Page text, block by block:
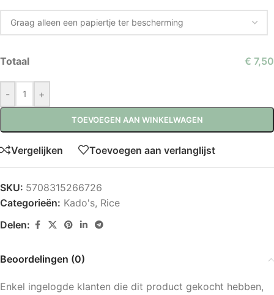
Totaal € 7,50
- +
TOEVOEGEN AAN WINKELWAGEN
Vergelijken Toevoegen aan verlanglijst
SKU: 5708315266726
Categorieën: Kado's, Rice
Delen:
Beoordelingen (0)
Enkel ingelogde klanten die dit product gekocht hebben,